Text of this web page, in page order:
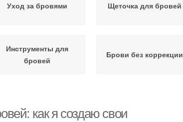
Уход за бровями Щеточка для бровей
Инструменты для
бровей
Брови без коррекции
как я создаю свои